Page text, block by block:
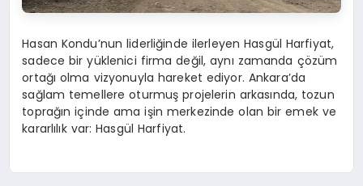
Hasan Kondu’nun liderliğinde ilerleyen Hasgül Harfiyat,
sadece bir yüklenici firma değil, aynı zamanda çözüm
ortağı olma vizyonuyla hareket ediyor. Ankara’da
sağlam temellere oturmuş projelerin arkasında, tozun
toprağın içinde ama işin merkezinde olan bir emek ve
kararlılık var: Hasgül Harfiyat.